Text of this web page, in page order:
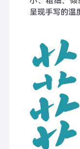
呈现手写的温